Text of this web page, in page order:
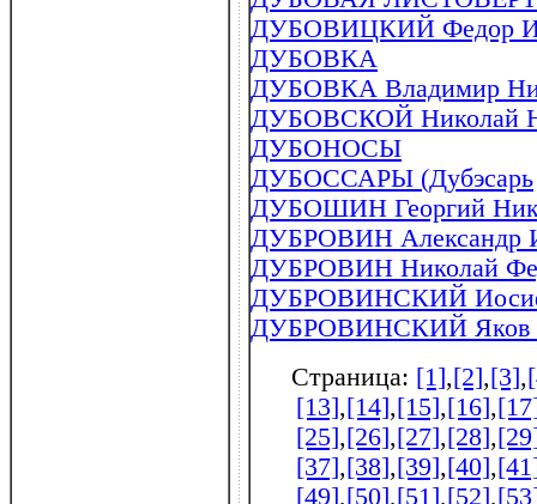
ДУБОВИЦКИЙ Федор
ДУБОВКА
ДУБОВКА Владимир
ДУБОВСКОЙ Николай
ДУБОНОСЫ
ДУБОССАРЫ (Дубэсарь
ДУБОШИН Георгий
ДУБРОВИН Александр
ДУБРОВИН Николай
ДУБРОВИНСКИЙ Иосиф
ДУБРОВИНСКИЙ Яков
Страница: [1],[2],[3],
[13],[14],[15],[16],
[25],[26],[27],[28],
[37],[38],[39],[40],
[49],[50],[51],[52],